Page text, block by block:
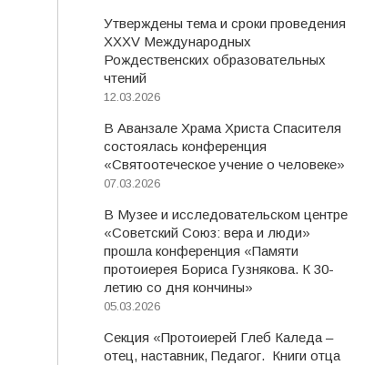
Утверждены тема и сроки проведения
XXXV Международных
Рождественских образовательных
чтений
12.03.2026
В Аванзале Храма Христа Спасителя
состоялась конференция
«Святоотеческое учение о человеке»
07.03.2026
В Музее и исследовательском центре
«Советский Союз: вера и люди»
прошла конференция «Памяти
протоиерея Бориса Гузнякова. К 30-
летию со дня кончины»
05.03.2026
Секция «Протоиерей Глеб Каледа –
отец, наставник, Педагог. Книги отца